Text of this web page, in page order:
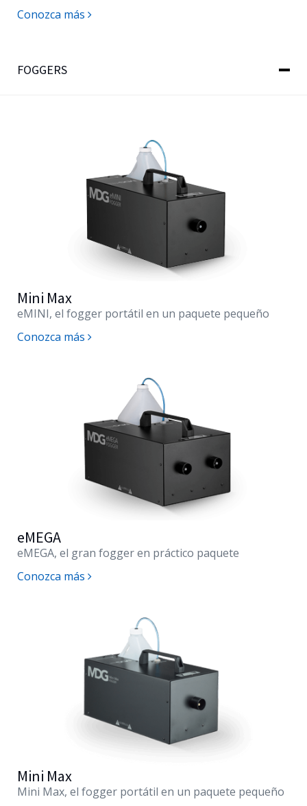
Conozca más
FOGGERS
Mini Max
eMINI, el fogger portátil en un paquete pequeño
Conozca más
eMEGA
eMEGA, el gran fogger en práctico paquete
Conozca más
Mini Max
Mini Max, el fogger portátil en un paquete pequeño